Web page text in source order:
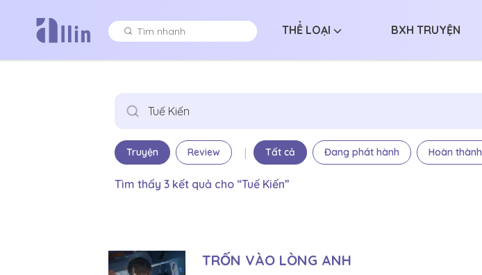
THỂ LOẠI BXH TRUYỆN
Truyện Review | Tất cả Đang phát hành Hoàn thành
Tìm thấy 3 kết quả cho “Tuế Kiến”
TRỐN VÀO LÒNG ANH